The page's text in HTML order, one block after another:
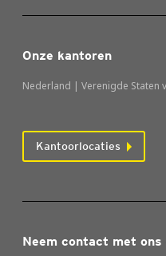
Onze kantoren
Nederland | Verenigde Staten
Kantoorlocaties
Neem contact met ons